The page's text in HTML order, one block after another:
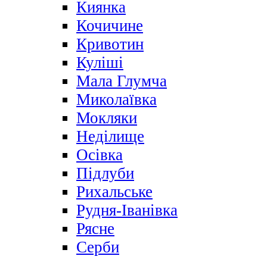
Киянка
Кочичине
Кривотин
Куліші
Мала Глумча
Миколаївка
Мокляки
Неділище
Осівка
Підлуби
Рихальське
Рудня-Іванівка
Рясне
Серби